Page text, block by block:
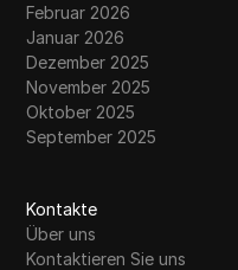
Februar 2026
Januar 2026
Dezember 2025
November 2025
Oktober 2025
September 2025
Kontakte
Über uns
Kontaktieren Sie uns